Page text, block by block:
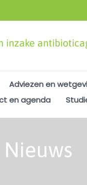
inzake
Adviezen en
en agenda
Nieuws